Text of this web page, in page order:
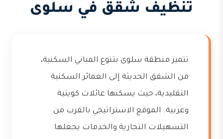
تنظيف شقق في سلوى
تتميز منطقة سلوى بتنوع المباني السكنية،
من الشقق الحديثة إلى العمائر السكنية
التقليدية، حيث يسكنها عائلات كويتية
وعربية. الموقع الاستراتيجي بالقرب من
التسهيلات التجارية والخدمات يجعلها